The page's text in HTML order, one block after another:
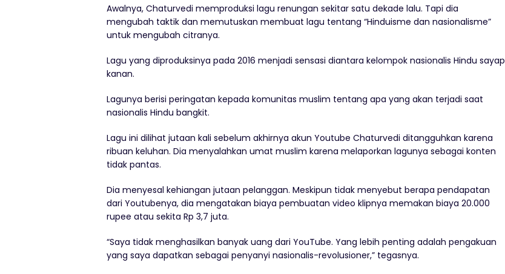
Awalnya, Chaturvedi memproduksi lagu renungan sekitar satu dekade lalu. Tapi dia
mengubah taktik dan memutuskan membuat lagu tentang “Hinduisme dan nasionalisme”
untuk mengubah citranya.
Lagu yang diproduksinya pada 2016 menjadi sensasi diantara kelompok nasionalis Hindu sayap
kanan.
Lagunya berisi peringatan kepada komunitas muslim tentang apa yang akan terjadi saat
nasionalis Hindu bangkit.
Lagu ini dilihat jutaan kali sebelum akhirnya akun Youtube Chaturvedi ditangguhkan karena
ribuan keluhan. Dia menyalahkan umat muslim karena melaporkan lagunya sebagai konten
tidak pantas.
Dia menyesal kehiangan jutaan pelanggan. Meskipun tidak menyebut berapa pendapatan
dari Youtubenya, dia mengatakan biaya pembuatan video klipnya memakan biaya 20.000
rupee atau sekita Rp 3,7 juta.
“Saya tidak menghasilkan banyak uang dari YouTube. Yang lebih penting adalah pengakuan
yang saya dapatkan sebagai penyanyi nasionalis-revolusioner,” tegasnya.